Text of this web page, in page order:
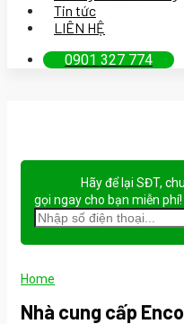
Tin tức
LIÊN HỆ
0901 327 774
Hãy để lại SĐT,
gọi ngay cho bạn miễn phí!
Home
Nhà cung cấp